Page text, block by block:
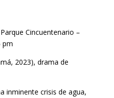
Parque Cincuentenario –
pm
2023), drama de
inminente crisis de agua,